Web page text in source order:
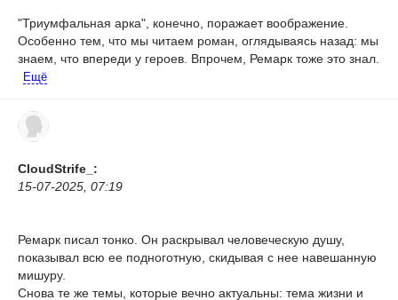
"Триумфальная арка", конечно, поражает воображение.
Особенно тем, что мы читаем роман, оглядываясь назад: мы
знаем, что впереди у героев. Впрочем, Ремарк тоже это знал.
Ещё
CloudStrife_:
15-07-2025, 07:19
Ремарк писал тонко. Он раскрывал человеческую душу,
показывал всю ее подноготную, скидывая с нее навешанную
мишуру.
Снова те же темы, которые вечно актуальны: тема жизни и